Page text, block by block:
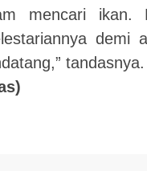
mencari ikan.
demi
tandasnya.